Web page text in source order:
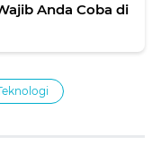
Anda Coba di